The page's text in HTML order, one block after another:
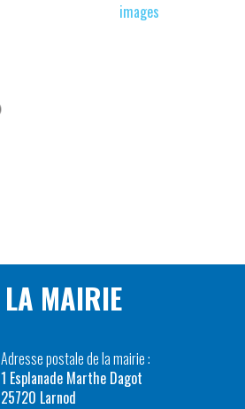
images
LA MAIRIE
Adresse postale de la mairie :
1 Esplanade Marthe Dagot
25720 Larnod